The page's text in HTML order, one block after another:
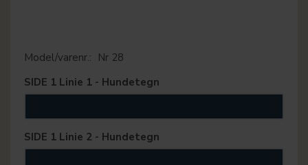
Model/varenr.: Nr 28
SIDE 1 Linie 1 - Hundetegn
SIDE 1 Linie 2 - Hundetegn